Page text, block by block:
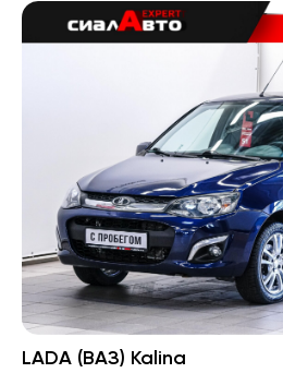
LADA (ВАЗ) Kalina